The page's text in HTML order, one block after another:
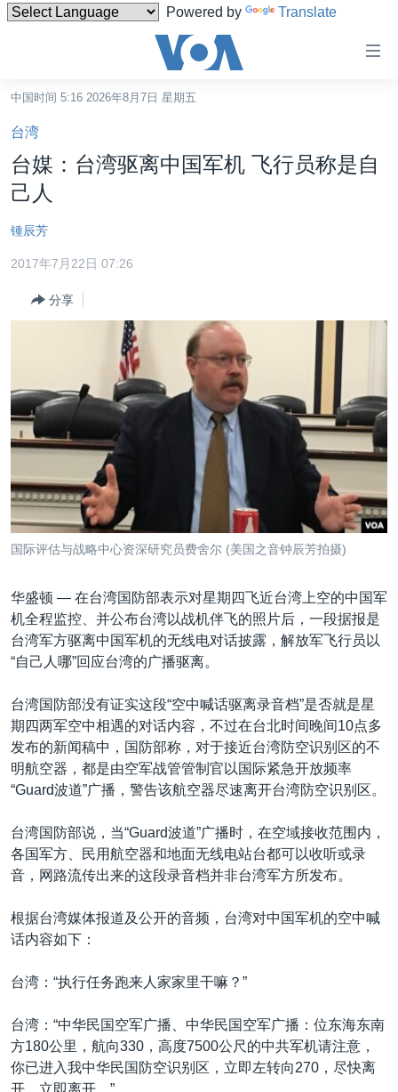
Powered by Translate
碍
链
接
转
内
容
到
跳
转
检
中国
最新国际新闻
欧洲
非洲
全球议题
分类新闻
科教·文娱·体健
军事
环境
白宫要闻
国会报道
美国建国250周年
埃博拉疫情
重要讲话与声明
台海两岸关系
南中国海争端
关注新疆
GEN Z 看美国
VOA视频
VOA今日焦点
关注我们
其他语言网站
中国时间 5:16 2026年8月7日 星期五
台湾
台媒：台湾驱离中国军机 飞行员称是自
己人
锺辰芳
2017年7月22日 07:26
分享
国际评估与战略中心资深研究员费舍尔 (美国之音钟辰芳拍摄)
华盛顿 — 在台湾国防部表示对星期四飞近台湾上空的中国军
机全程监控、并公布台湾以战机伴飞的照片后，一段据报是
台湾军方驱离中国军机的无线电对话披露，解放军飞行员以
“自己人哪”回应台湾的广播驱离。
台湾国防部没有证实这段“空中喊话驱离录音档”是否就是星
期四两军空中相遇的对话内容，不过在台北时间晚间10点多
发布的新闻稿中，国防部称，对于接近台湾防空识别区的不
明航空器，都是由空军战管管制官以国际紧急开放频率
“Guard波道”广播，警告该航空器尽速离开台湾防空识别区。
台湾国防部说，当“Guard波道”广播时，在空域接收范围内，
各国军方、民用航空器和地面无线电站台都可以收听或录
音，网路流传出来的这段录音档并非台湾军方所发布。
根据台湾媒体报道及公开的音频，台湾对中国军机的空中喊
话内容如下：
台湾：“执行任务跑来人家家里干嘛？”
台湾：“中华民国空军广播、中华民国空军广播：位东海东南
方180公里，航向330，高度7500公尺的中共军机请注意，
你已进入我中华民国防空识别区，立即左转向270，尽快离
开、立即离开。”